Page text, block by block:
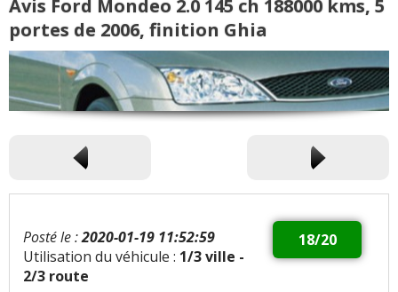
Avis Ford Mondeo 2.0 145 ch 188000 kms, 5
portes de 2006, finition Ghia
18/20
Posté le :2020-01-19 11:52:59
Utilisation du véhicule : 1/3 ville -
2/3 route